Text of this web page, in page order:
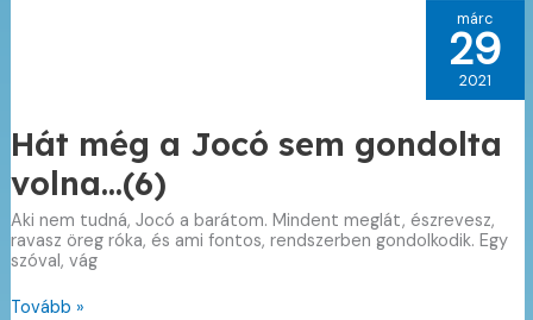
Hát még a Jocó sem gondolta
volna…(6)
Aki nem tudná, Jocó a barátom. Mindent meglát, észrevesz,
ravasz öreg róka, és ami fontos, rendszerben gondolkodik. Egy
szóval, vág
Hát
Tovább »
márc
29
2021